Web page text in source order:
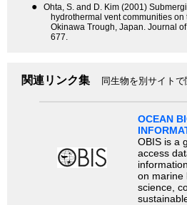
●
Ohta, S. and D. Kim (2001)
hydrothermal vent communities on
Okinawa Trough, Japan. Journal
677.
関連リンク集 同生物を別サイトで
OCEAN
OBIS is a
access
on marine
science,